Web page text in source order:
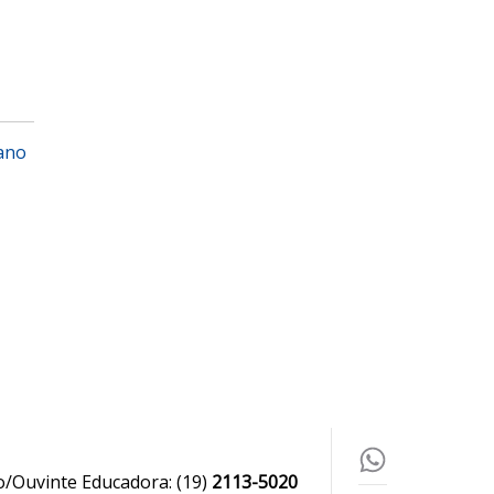
Ouvinte Educadora: (19) 2113-5020